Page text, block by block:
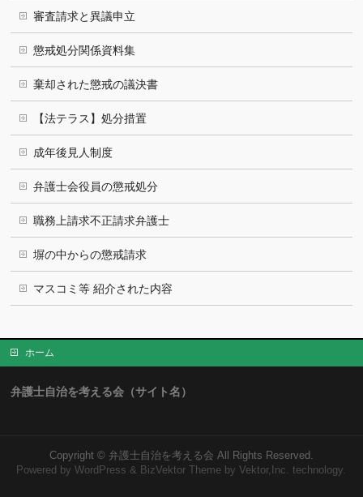
審査請求と異議申立
懲戒処分関係資料集
棄却された懲戒の議決書
【法テラス】処分措置
成年後見人制度
弁護士会役員の懲戒処分
職務上請求不正請求弁護士
塀の中からの懲戒請求
マスコミ等 紹介された内容
ホーム
弁護士自治を考える会（サイト名）
Copyright © 弁護士自治を考える会 All Rights Reserved.
Powered byWordPress & BizVektor Theme by Vektor,Inc. technology.